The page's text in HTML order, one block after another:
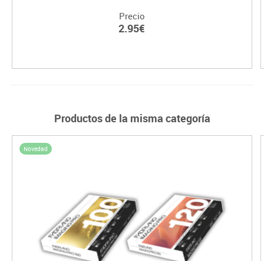
Precio
2.95€
Productos de la misma categoría
Novedad